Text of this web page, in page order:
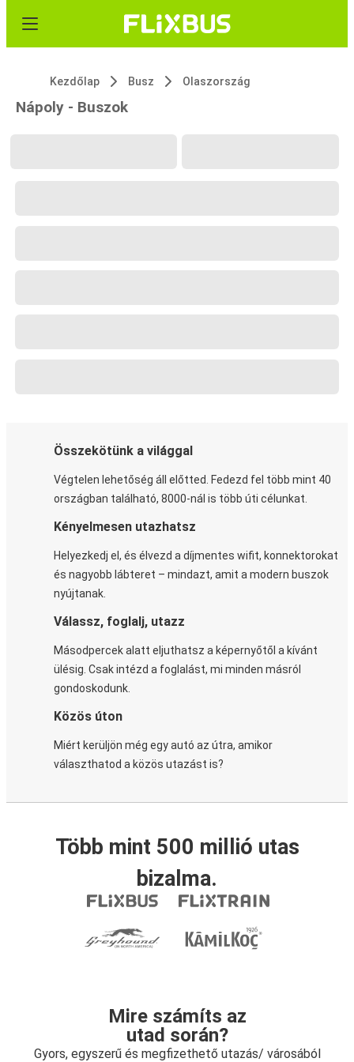
Kezdőlap Busz Olaszország
Nápoly - Buszok
Összekötünk a világgal
Végtelen lehetőség áll előtted. Fedezd fel több mint 40
országban található, 8000-nál is több úti célunkat.
Kényelmesen utazhatsz
Helyezkedj el, és élvezd a díjmentes wifit, konnektorokat
és nagyobb lábteret – mindazt, amit a modern buszok
nyújtanak.
Válassz, foglalj, utazz
Másodpercek alatt eljuthatsz a képernyőtől a kívánt
ülésig. Csak intézd a foglalást, mi minden másról
gondoskodunk.
Közös úton
Miért kerüljön még egy autó az útra, amikor
választhatod a közös utazást is?
Több mint 500 millió utas
bizalma.
Mire számíts az
utad során?
Gyors, egyszerű és megfizethető utazás/ városából